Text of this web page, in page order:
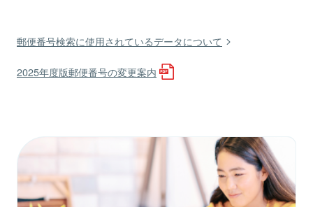
郵便番号検索に使用されているデータについて
2025年度版郵便番号の変更案内